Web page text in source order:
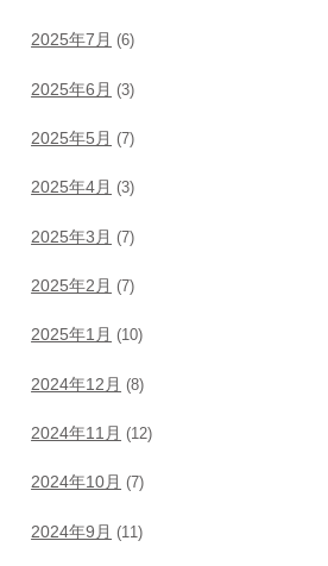
2025年7月 (6)
2025年6月 (3)
2025年5月 (7)
2025年4月 (3)
2025年3月 (7)
2025年2月 (7)
2025年1月 (10)
2024年12月 (8)
2024年11月 (12)
2024年10月 (7)
2024年9月 (11)